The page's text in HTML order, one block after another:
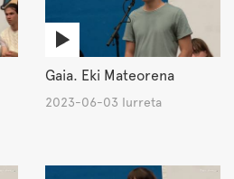
Gaia. Eki Mateorena
2023-06-03 Iurreta